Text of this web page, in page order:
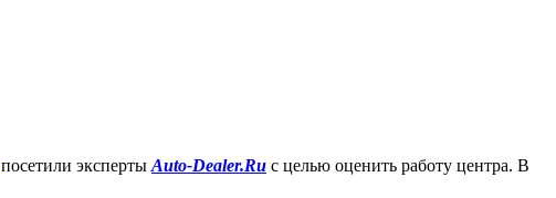
посетили эксперты Auto-Dealer.Ru с целью оценить работу центра. В